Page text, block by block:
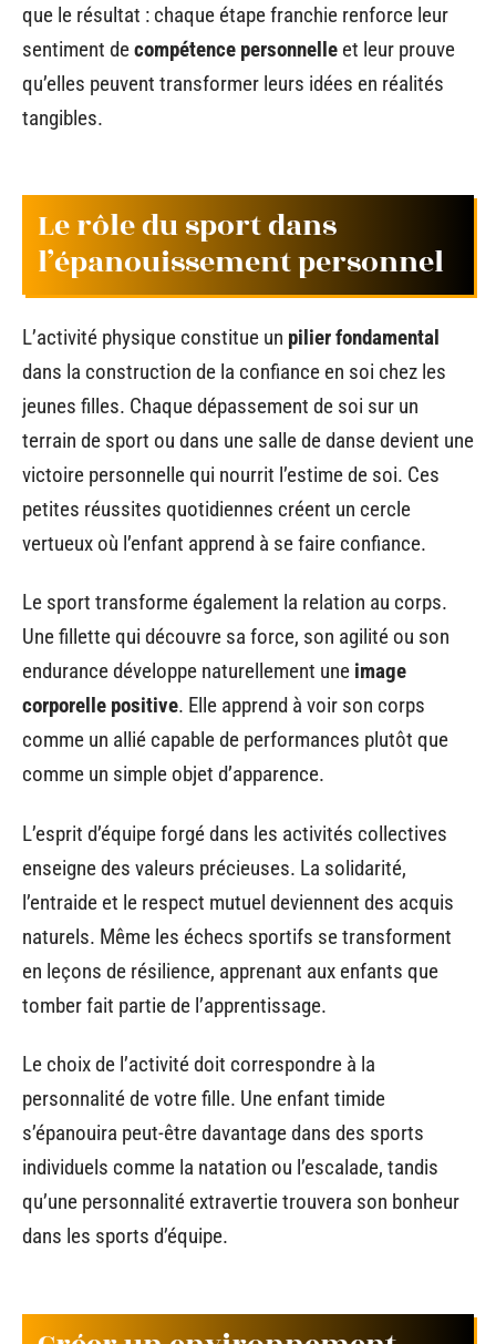
que le résultat : chaque étape franchie renforce leur
sentiment decompétence personnelle et leur prouve
qu’elles peuvent transformer leurs idées en réalités
tangibles.
Le rôle du sport dans
l’épanouissement personnel
L’activité physique constitue un pilier fondamental
dans la construction de la confiance en soi chez les
jeunes filles. Chaque dépassement de soi sur un
terrain de sport ou dans une salle de danse devient une
victoire personnelle qui nourrit l’estime de soi. Ces
petites réussites quotidiennes créent un cercle
vertueux où l’enfant apprend à se faire confiance.
Le sport transforme également la relation au corps.
Une fillette qui découvre sa force, son agilité ou son
endurance développe naturellement une image
corporelle positive. Elle apprend à voir son corps
comme un allié capable de performances plutôt que
comme un simple objet d’apparence.
L’esprit d’équipe forgé dans les activités collectives
enseigne des valeurs précieuses. La solidarité,
l’entraide et le respect mutuel deviennent des acquis
naturels. Même les échecs sportifs se transforment
en leçons de résilience, apprenant aux enfants que
tomber fait partie de l’apprentissage.
Le choix de l’activité doit correspondre à la
personnalité de votre fille. Une enfant timide
s’épanouira peut-être davantage dans des sports
individuels comme la natation ou l’escalade, tandis
qu’une personnalité extravertie trouvera son bonheur
dans les sports d’équipe.